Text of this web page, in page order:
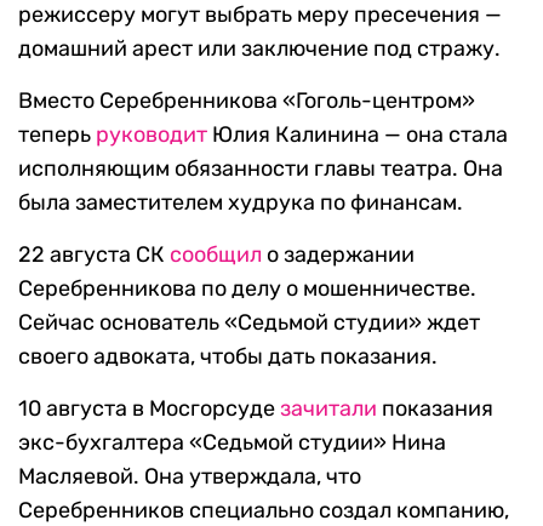
режиссеру могут выбрать меру пресечения —
домашний арест или заключение под стражу.
Вместо Серебренникова «Гоголь-центром»
теперь руководит Юлия Калинина — она стала
исполняющим обязанности главы театра. Она
была заместителем худрука по финансам.
22 августа СК сообщил о задержании
Серебренникова по делу о мошенничестве.
Сейчас основатель «Седьмой студии» ждет
своего адвоката, чтобы дать показания.
10 августа в Мосгорсудезачитали показания
экс-бухгалтера «Седьмой студии» Нина
Масляевой. Она утверждала, что
Серебренников специально создал компанию,